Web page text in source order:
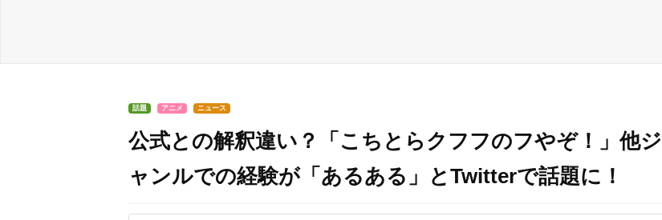
話題 アニメ ニュース
公式との解釈違い？「こちとらクフフのフやぞ！」他ジ
ャンルでの経験が「あるある」とTwitterで話題に！